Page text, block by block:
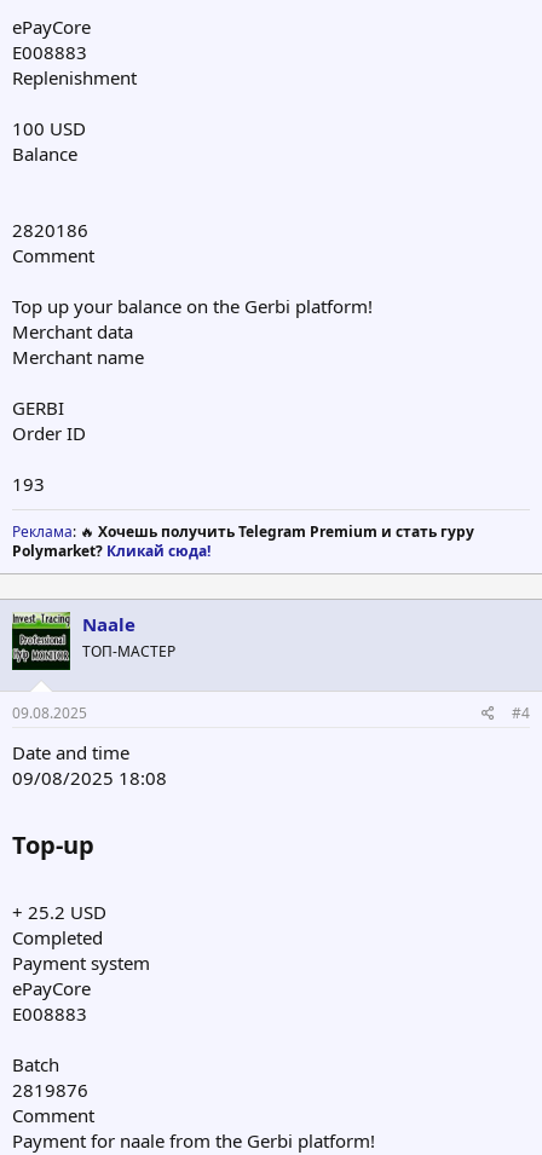
ePayCore
E008883
Replenishment
100 USD
Balance
2820186
Comment
Top up your balance on the Gerbi platform!
Merchant data
Merchant name
GERBI
Order ID
193
Реклама: 🔥 Хочешь получить Telegram Premium и стать гуру
Polymarket? Кликай сюда!
Naale
ТОП-МАСТЕР
09.08.2025 #4
Date and time
09/08/2025 18:08
Top-up​
+ 25.2 USD
Completed
Payment system
ePayCore
E008883
Batch
2819876
Comment
Payment for naale from the Gerbi platform!